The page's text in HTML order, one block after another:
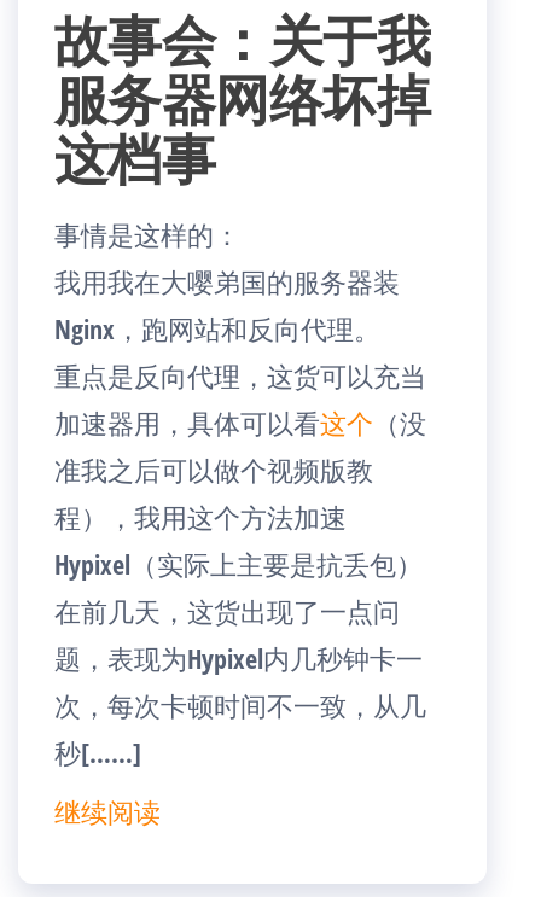
故事会：关于我
服务器网络坏掉
这档事
事情是这样的：
我用我在大嘤弟国的服务器装
Nginx，跑网站和反向代理。
重点是反向代理，这货可以充当
加速器用，具体可以看这个 （没
准我之后可以做个视频版教
程），我用这个方法加速
Hypixel（实际上主要是抗丢包）
在前几天，这货出现了一点问
题，表现为Hypixel内几秒钟卡一
次，每次卡顿时间不一致，从几
秒[……]
继续阅读